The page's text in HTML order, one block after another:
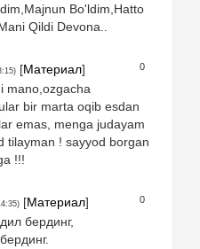
Bo'ldim,Hatto
Qildi Devona..
0
[Материал]
mano,ozgacha
bir marta oqib esdan
emas, menga judayam
tilayman ! sayyod borgan
!!!
0
[Материал]
бердинг,